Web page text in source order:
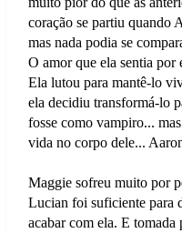
coração se partiu quando
mas nada podia se
O amor que ela sentia
Ela lutou para mantê-lo
ela decidiu transformá-lo
fosse como vampiro...
vida no corpo dele...
Maggie sofreu muito por
Lucian foi suficiente para
acabar com ela. E